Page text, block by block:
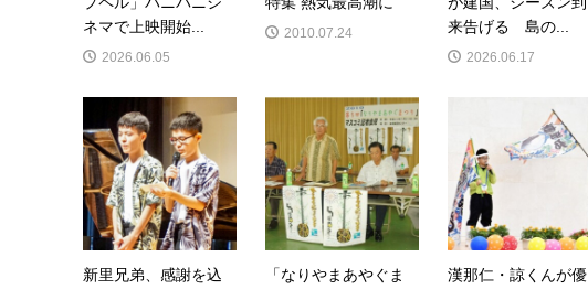
ネマで上映開始...
2026.06.05
2010.07.24
来告げる 島の...
2026.06.17
新里兄弟、感謝を込
「なりやまあやぐま
漢那仁・諒くんが優